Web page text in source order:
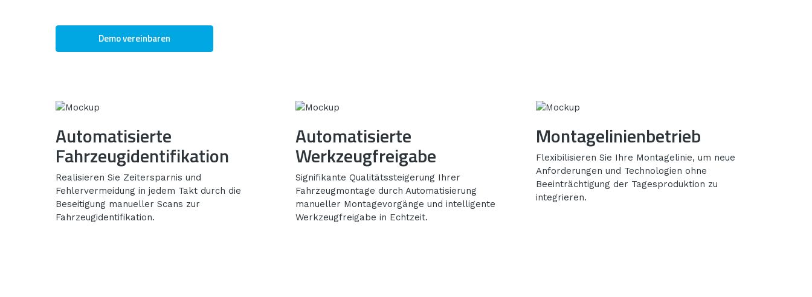
Demo vereinbaren
Automatisierte
Fahrzeugidentifikation
Realisieren Sie Zeitersparnis und
Fehlervermeidung in jedem Takt durch die
Beseitigung manueller Scans zur
Fahrzeugidentifikation.
Automatisierte
Werkzeugfreigabe
Signifikante Qualitätssteigerung Ihrer
Fahrzeugmontage durch Automatisierung
manueller Montagevorgänge und intelligente
Werkzeugfreigabe in Echtzeit.
Montagelinienbetrieb
Flexibilisieren Sie Ihre Montagelinie, um neue
Anforderungen und Technologien ohne
Beeinträchtigung der Tagesproduktion zu
integrieren.